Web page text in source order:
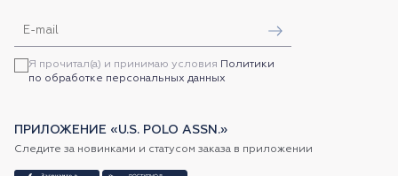
Я прочитал(а) и принимаю условия Политики
по обработке персональных данных
ПРИЛОЖЕНИЕ «U.S. POLO ASSN.»
Следите за новинками и статусом заказа в приложении